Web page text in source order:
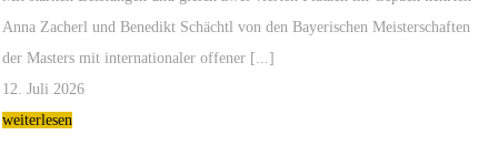
Anna Zacherl und Benedikt Schächtl von den Bayerischen Meisterschaften
der Masters mit internationaler offener [...]
12. Juli 2026
weiterlesen